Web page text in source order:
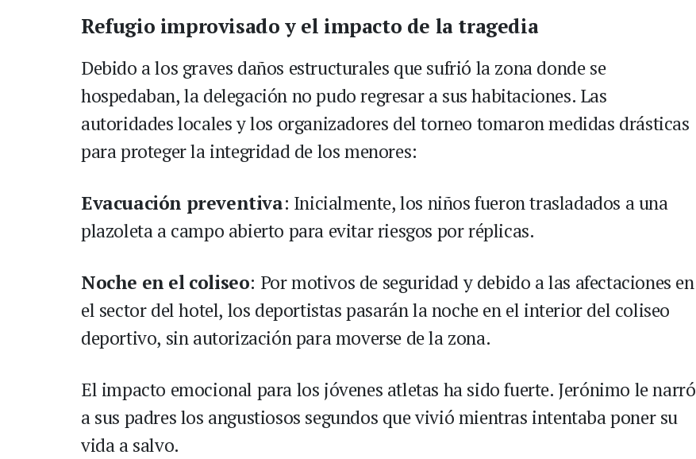
Refugio improvisado y el impacto de la tragedia
Debido a los graves daños estructurales que sufrió la zona donde se
hospedaban, la delegación no pudo regresar a sus habitaciones. Las
autoridades locales y los organizadores del torneo tomaron medidas drásticas
para proteger la integridad de los menores:
Evacuación preventiva: Inicialmente, los niños fueron trasladados a una
plazoleta a campo abierto para evitar riesgos por réplicas.
Noche en el coliseo: Por motivos de seguridad y debido a las afectaciones en
el sector del hotel, los deportistas pasarán la noche en el interior del coliseo
deportivo, sin autorización para moverse de la zona.
El impacto emocional para los jóvenes atletas ha sido fuerte. Jerónimo le narró
a sus padres los angustiosos segundos que vivió mientras intentaba poner su
vida a salvo.